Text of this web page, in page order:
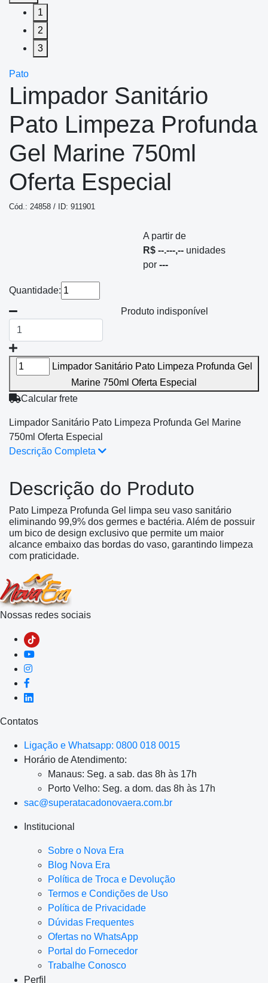
1
2
3
Pato
Limpador Sanitário
Pato Limpeza Profunda
Gel Marine 750ml
Oferta Especial
Cód.: 24858 / ID: 911901
A partir de
R$ --.---,-- unidades
por ---
Quantidade:
Produto indisponível
Limpador Sanitário Pato Limpeza Profunda Gel
Marine 750ml Oferta Especial
Calcular frete
Limpador Sanitário Pato Limpeza Profunda Gel Marine
750ml Oferta Especial
Descrição Completa
Descrição do Produto
Pato Limpeza Profunda Gel limpa seu vaso sanitário
eliminando 99,9% dos germes e bactéria. Além de possuir
um bico de design exclusivo que permite um maior
alcance embaixo das bordas do vaso, garantindo limpeza
com praticidade.
Nossas redes sociais
Contatos
Ligação e Whatsapp: 0800 018 0015
Horário de Atendimento:
Manaus: Seg. a sab. das 8h às 17h
Porto Velho: Seg. a dom. das 8h às 17h
sac@superatacadonovaera.com.br
Institucional
Sobre o Nova Era
Blog Nova Era
Política de Troca e Devolução
Termos e Condições de Uso
Política de Privacidade
Dúvidas Frequentes
Ofertas no WhatsApp
Portal do Fornecedor
Trabalhe Conosco
Perfil